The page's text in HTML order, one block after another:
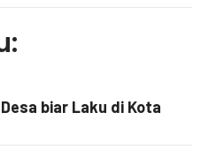
biar Laku di Kota